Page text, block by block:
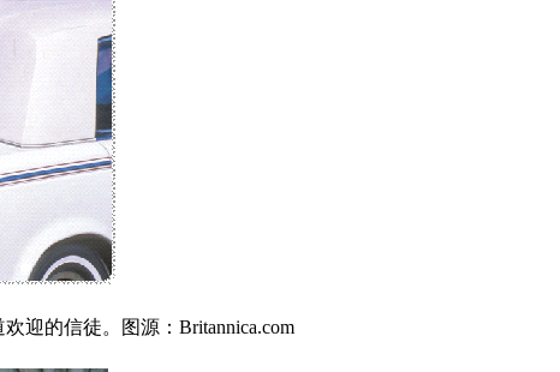
迎的信徒。图源：Britannica.com